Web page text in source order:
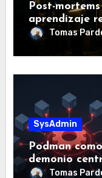
Post-
aprendizaje
Tomas
SysAdmin
Podman
demonio
Tomas